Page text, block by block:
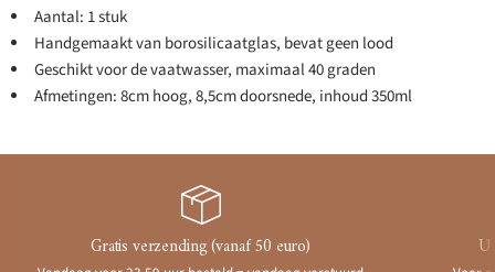
Aantal: 1 stuk
Handgemaakt van borosilicaatglas, bevat geen lood
Geschikt voor de vaatwasser, maximaal 40 graden
Afmetingen: 8cm hoog, 8,5cm doorsnede, inhoud 350ml
Gratis verzending (vanaf 50 euro)